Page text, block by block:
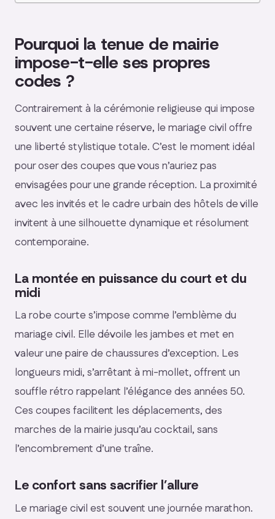
Pourquoi la tenue de mairie
impose-t-elle ses propres
codes ?
Contrairement à la cérémonie religieuse qui impose
souvent une certaine réserve, le mariage civil offre
une liberté stylistique totale. C’est le moment idéal
pour oser des coupes que vous n’auriez pas
envisagées pour une grande réception. La proximité
avec les invités et le cadre urbain des hôtels de ville
invitent à une silhouette dynamique et résolument
contemporaine.
La montée en puissance du court et du
midi
La robe courte s’impose comme l’emblème du
mariage civil. Elle dévoile les jambes et met en
valeur une paire de chaussures d’exception. Les
longueurs midi, s’arrêtant à mi-mollet, offrent un
souffle rétro rappelant l’élégance des années 50.
Ces coupes facilitent les déplacements, des
marches de la mairie jusqu’au cocktail, sans
l’encombrement d’une traîne.
Le confort sans sacrifier l’allure
Le mariage civil est souvent une journée marathon.